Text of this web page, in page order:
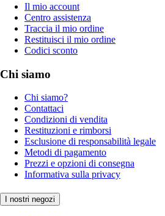
Il mio account
Centro assistenza
Traccia il mio ordine
Restituisci il mio ordine
Codici sconto
Chi siamo
Chi siamo?
Contattaci
Condizioni di vendita
Restituzioni e rimborsi
Esclusione di responsabilità legale
Metodi di pagamento
Prezzi e opzioni di consegna
Informativa sulla privacy
I nostri negozi